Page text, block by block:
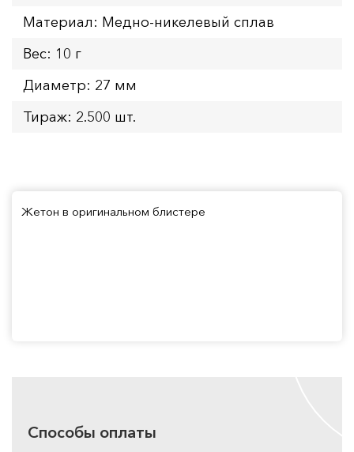
Материал: Медно-никелевый сплав
Вес: 10 г
Диаметр: 27 мм
Тираж: 2.500 шт.
Жетон в оригинальном блистере
Способы оплаты